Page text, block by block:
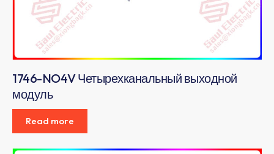
1746-NO4V Четырехканальный выходной
модуль
Read more